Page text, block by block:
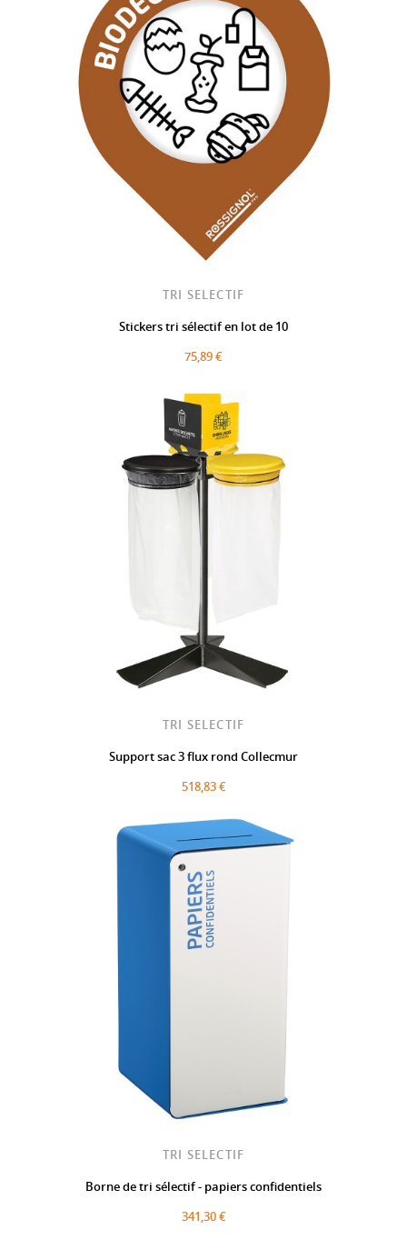
TRI SELECTIF
Stickers tri sélectif en lot de 10
75,89 €
TRI SELECTIF
Support sac 3 flux rond Collecmur
518,83 €
TRI SELECTIF
Borne de tri sélectif - papiers confidentiels
341,30 €